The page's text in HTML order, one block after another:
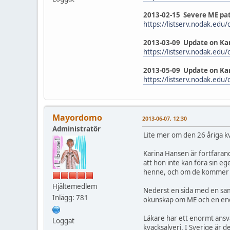
2013-02-15 Severe ME
https://listserv.nodak.edu/
2013-03-09 Update on
https://listserv.nodak.edu/
2013-05-09 Update on
https://listserv.nodak.edu/
Mayordomo
Administratör
Hjältemedlem
Inlägg: 781
Loggat
2013-06-07, 12:30
Lite mer om den 26 åriga
Karina Hansen är
att hon inte kan föra sin
henne, och om de
Nederst en sida med en
okunskap om ME och en
Läkare har ett enormt
kvacksalveri. I Sverige är